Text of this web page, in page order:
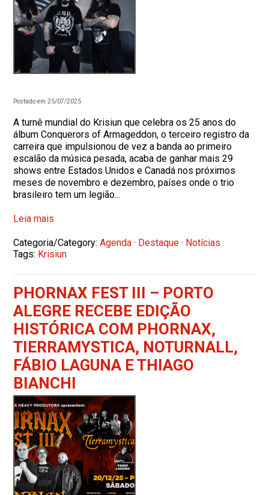
Postado em 25/07/2025
A turnê mundial do Krisiun que celebra os 25 anos do
álbum Conquerors of Armageddon, o terceiro registro da
carreira que impulsionou de vez a banda ao primeiro
escalão da música pesada, acaba de ganhar mais 29
shows entre Estados Unidos e Canadá nos próximos
meses de novembro e dezembro, países onde o trio
brasileiro tem um legião...
Leia mais
Categoria/Category:Agenda · Destaque · Notícias
Tags: Krisiun
PHORNAX FEST III – PORTO
ALEGRE RECEBE EDIÇÃO
HISTÓRICA COM PHORNAX,
TIERRAMYSTICA, NOTURNALL,
FÁBIO LAGUNA E THIAGO
BIANCHI